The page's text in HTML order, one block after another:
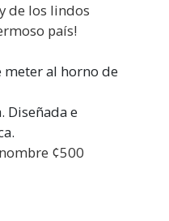
de los lindos
país!
meter al horno de
Diseñada e
¢500